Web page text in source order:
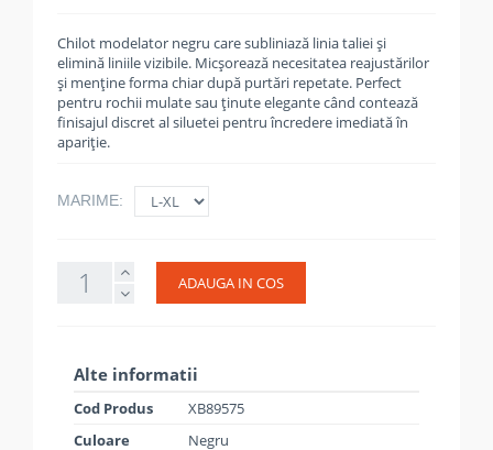
Chilot modelator negru care subliniază linia taliei și
elimină liniile vizibile. Micșorează necesitatea reajustărilor
și menține forma chiar după purtări repetate. Perfect
pentru rochii mulate sau ținute elegante când contează
finisajul discret al siluetei pentru încredere imediată în
apariție.
MARIME:
ADAUGA IN COS
Alte informatii
Cod Produs
XB89575
Culoare
Negru